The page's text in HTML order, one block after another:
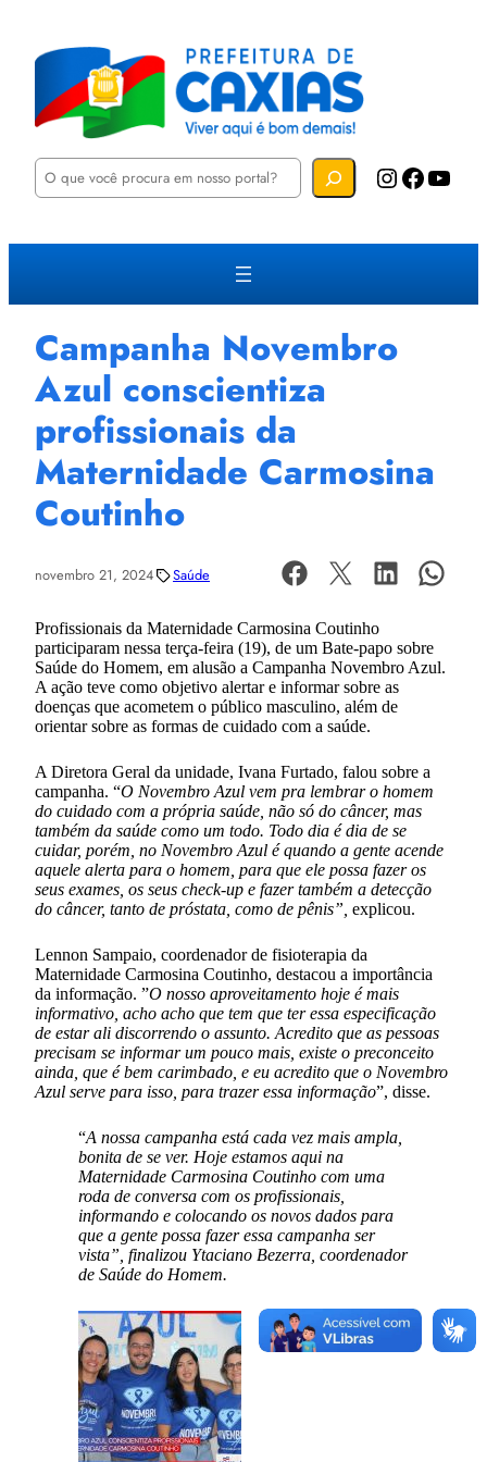
P
u
a
Instagram Facebook YouTube
Campanha Novembro
Azul conscientiza
profissionais da
Maternidade Carmosina
Coutinho
novembro 21, 2024 Saúde
Profissionais da Maternidade Carmosina Coutinho
participaram nessa terça-feira (19), de um Bate-papo sobre
Saúde do Homem, em alusão a Campanha Novembro Azul.
A ação teve como objetivo alertar e informar sobre as
doenças que acometem o público masculino, além de
orientar sobre as formas de cuidado com a saúde.
A Diretora Geral da unidade, Ivana Furtado, falou sobre a
campanha. “O Novembro Azul vem pra lembrar o homem
do cuidado com a própria saúde, não só do câncer, mas
também da saúde como um todo. Todo dia é dia de se
cuidar, porém, no Novembro Azul é quando a gente acende
aquele alerta para o homem, para que ele possa fazer os
seus exames, os seus check-up e fazer também a detecção
do câncer, tanto de próstata, como de pênis”, explicou.
Lennon Sampaio, coordenador de fisioterapia da
Maternidade Carmosina Coutinho, destacou a importância
da informação. ”O nosso aproveitamento hoje é mais
informativo, acho acho que tem que ter essa especificação
de estar ali discorrendo o assunto. Acredito que as pessoas
precisam se informar um pouco mais, existe o preconceito
ainda, que é bem carimbado, e eu acredito que o Novembro
Azul serve para isso, para trazer essa informação”, disse.
“A nossa campanha está cada vez mais ampla,
bonita de se ver. Hoje estamos aqui na
Maternidade Carmosina Coutinho com uma
roda de conversa com os profissionais,
informando e colocando os novos dados para
que a gente possa fazer essa campanha ser
vista”, finalizou Ytaciano Bezerra, coordenador
de Saúde do Homem.